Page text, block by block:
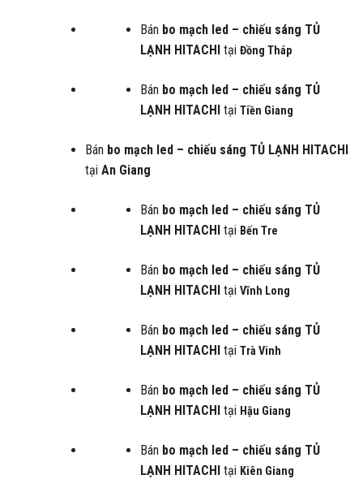
Bán bo mạch led – chiếu sáng TỦ
LẠNH HITACHItạiĐồng Tháp
Bán bo mạch led – chiếu sáng TỦ
LẠNH HITACHItạiTiền Giang
Bán bo mạch led – chiếu sáng TỦ LẠNH HITACHI
tại An Giang
Bán bo mạch led – chiếu sáng TỦ
LẠNH HITACHItại Bến Tre
Bán bo mạch led – chiếu sáng TỦ
LẠNH HITACHItạiVĩnh Long
Bán bo mạch led – chiếu sáng TỦ
LẠNH HITACHItạiTrà Vinh
Bán bo mạch led – chiếu sáng TỦ
LẠNH HITACHItại Hậu Giang
Bán bo mạch led – chiếu sáng TỦ
LẠNH HITACHItại Kiên Giang